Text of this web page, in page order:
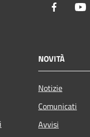
Facebook
NOVITÀ
Notizie
Comunicati
Avvisi